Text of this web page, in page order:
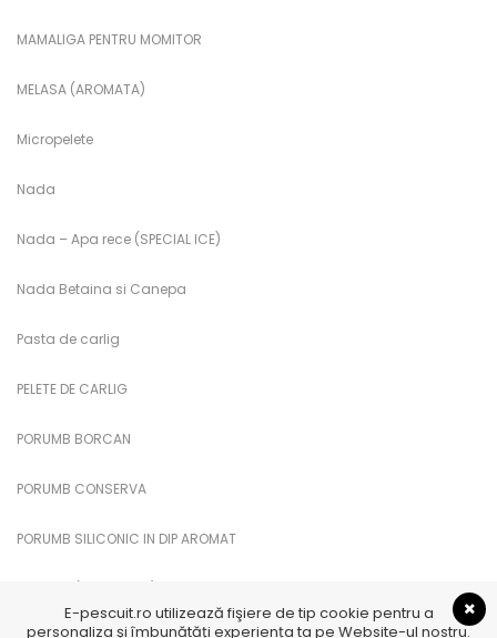
MAMALIGA PENTRU MOMITOR
MELASA (AROMATA)
Micropelete
Nada
Nada – Apa rece (SPECIAL ICE)
Nada Betaina si Canepa
Pasta de carlig
PELETE DE CARLIG
PORUMB BORCAN
PORUMB CONSERVA
PORUMB SILICONIC IN DIP AROMAT
E-pescuit.ro utilizează fişiere de tip cookie pentru a
personaliza și îmbunătăți experiența ta pe Website-ul nostru.